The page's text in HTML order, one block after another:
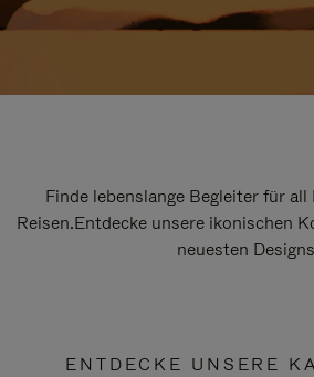
Finde lebenslange Begleiter für
Reisen.Entdecke unsere ikonischen
neuesten
ENTDECKE UNSERE